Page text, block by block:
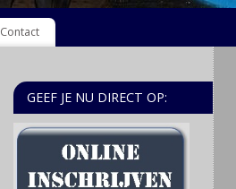
Contact
GEEF JE NU DIRECT OP: